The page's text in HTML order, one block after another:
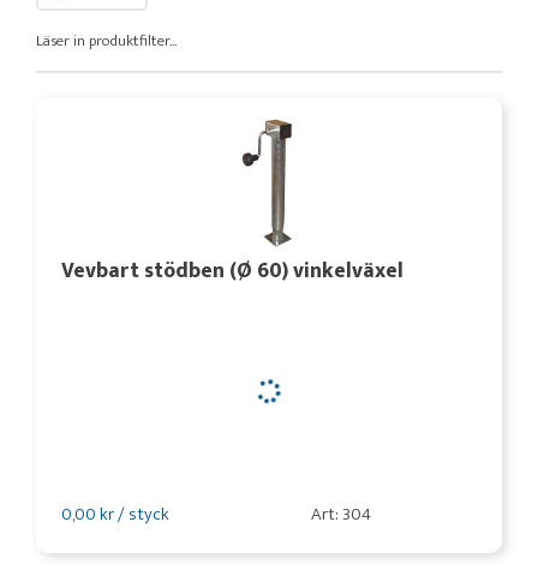
Läser in produktfilter...
Vevbart stödben (Ø 60) vinkelväxel
0,00 kr / styck Art: 304